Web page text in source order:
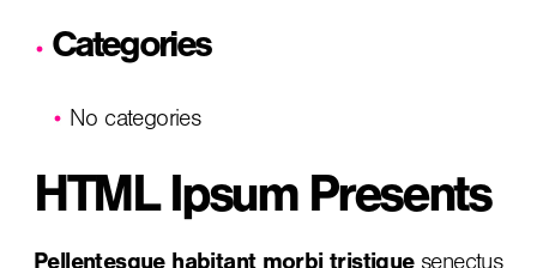
Categories
No categories
HTML Ipsum Presents